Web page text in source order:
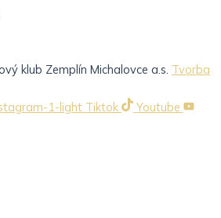
klub Zemplín Michalovce a.s. Tvorba
1-light Tiktok Youtube